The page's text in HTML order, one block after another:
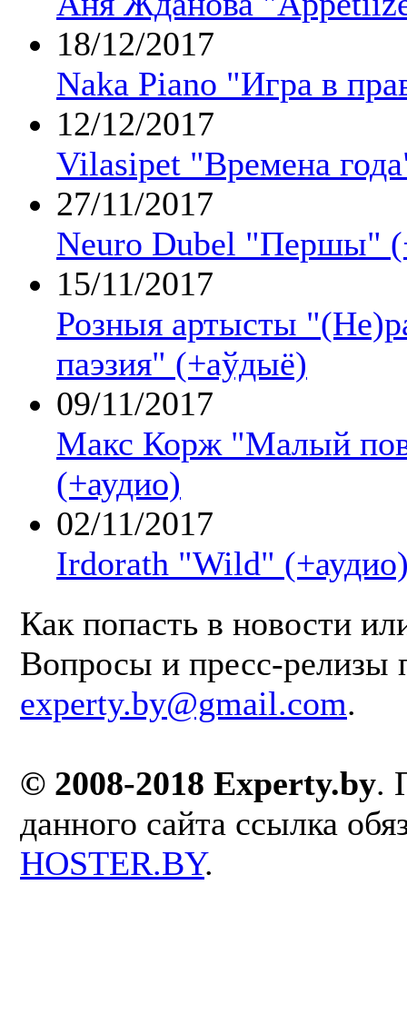
18/12/2017
Naka Piano "Игра в
12/12/2017
Vilasipet "Времена
27/11/2017
Neuro Dubel "Першы"
15/11/2017
Розныя артысты
паэзия" (+аўдыё)
09/11/2017
Макс Корж "Малый
(+аудио)
02/11/2017
Irdorath "Wild"
Как попасть в новости
Вопросы и пресс-релизы
experty.by@gmail.com.
© 2008-2018 Experty.by.
данного сайта ссылка
HOSTER.BY.